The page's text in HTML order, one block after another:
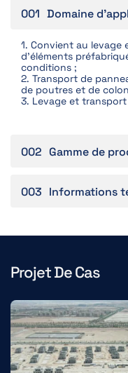
001 Domaine
1. Convient au
d'éléments
conditions ;
2. Transport de
de poutres et de
3. Levage et
002 Gamme de
003 Informations
Projet De Cas